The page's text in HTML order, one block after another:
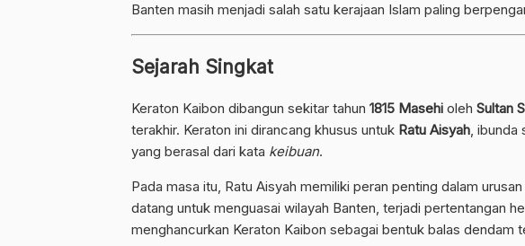
Banten masih menjadi salah satu kerajaan Islam paling
Sejarah Singkat
Keraton Kaibon dibangun sekitar tahun 1815 Masehi oleh Sultan
terakhir. Keraton ini dirancang khusus untuk Ratu Aisyah, ibunda
yang berasal dari kata keibuan.
Pada masa itu, Ratu Aisyah memiliki peran penting dalam
datang untuk menguasai wilayah Banten, terjadi pertentangan
menghancurkan Keraton Kaibon sebagai bentuk balas dendam